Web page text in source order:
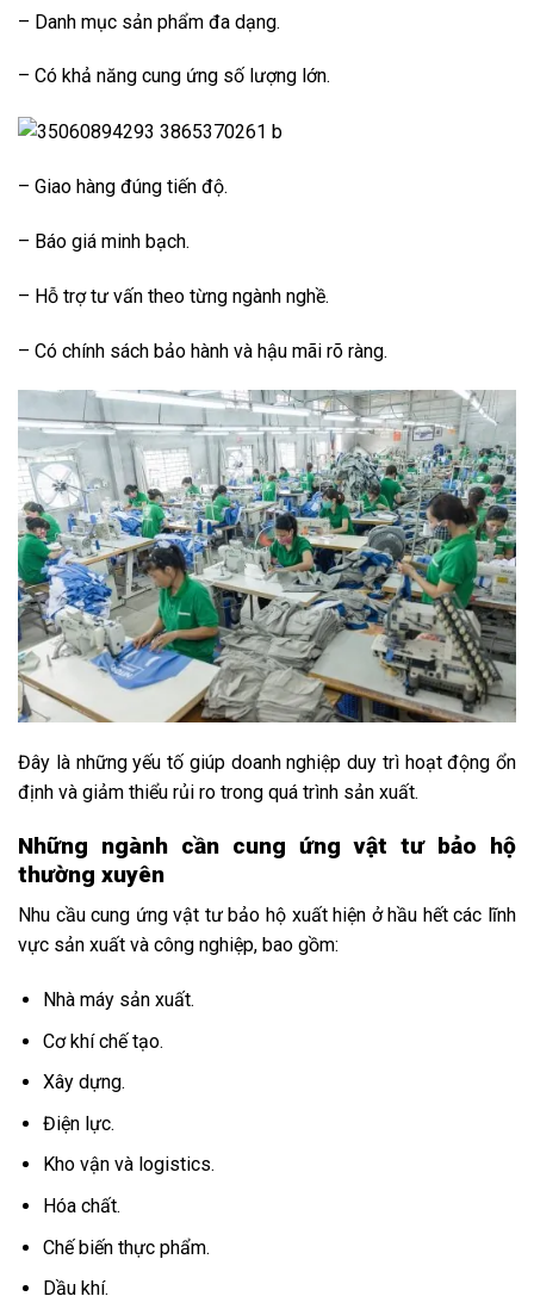
– Danh mục sản phẩm đa dạng.
– Có khả năng cung ứng số lượng lớn.
– Giao hàng đúng tiến độ.
– Báo giá minh bạch.
– Hỗ trợ tư vấn theo từng ngành nghề.
– Có chính sách bảo hành và hậu mãi rõ ràng.
Đây là những yếu tố giúp doanh nghiệp duy trì hoạt động ổn
định và giảm thiểu rủi ro trong quá trình sản xuất.
Những ngành cần cung ứng vật tư bảo hộ
thường xuyên
Nhu cầu cung ứng vật tư bảo hộ xuất hiện ở hầu hết các lĩnh
vực sản xuất và công nghiệp, bao gồm:
Nhà máy sản xuất.
Cơ khí chế tạo.
Xây dựng.
Điện lực.
Kho vận và logistics.
Hóa chất.
Chế biến thực phẩm.
Dầu khí.